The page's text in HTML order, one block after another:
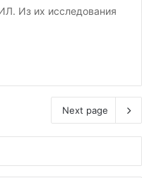
Из их исследования
Next page